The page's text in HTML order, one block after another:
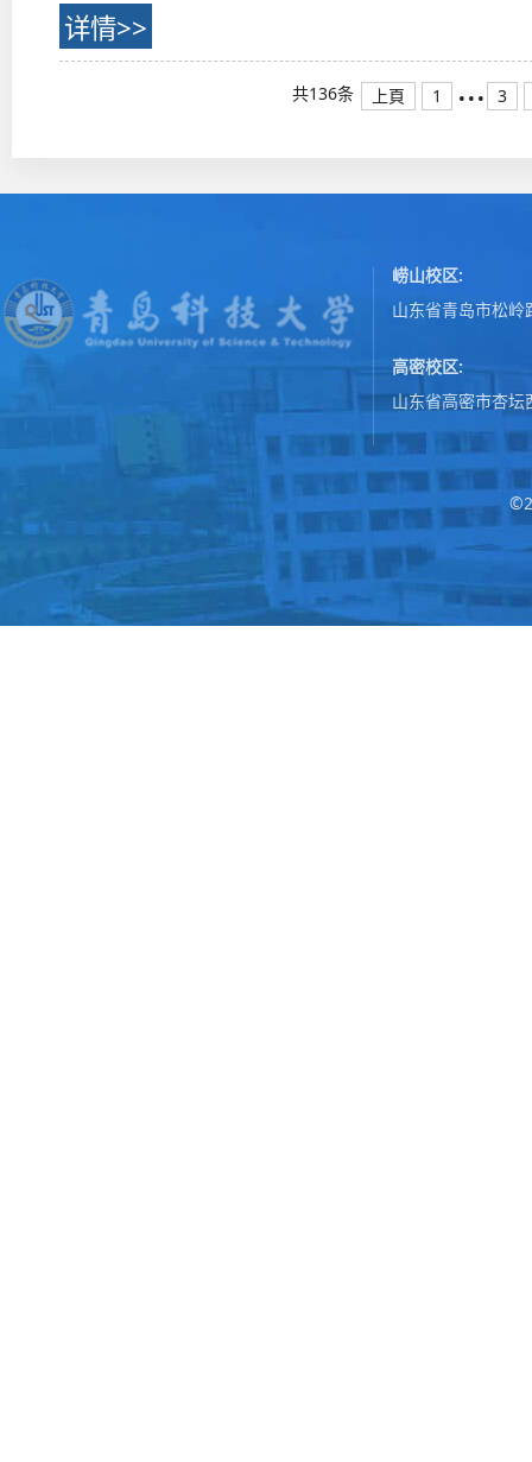
详情>>
共136条 上頁 1 ... 3
崂山校区:
山东省青岛市松岭
高密校区:
山东省高密市杏坛